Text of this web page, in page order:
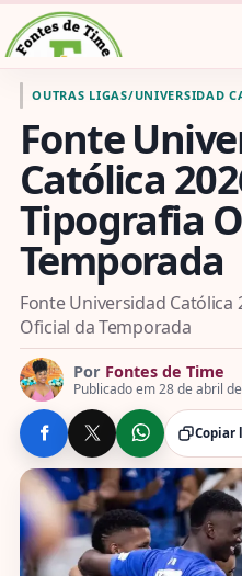
Pular para o conteúdo
Ir para a página inicial de
OUTRAS LIGAS/UNIVERSIDAD
Fonte
Católica
Tipografia
Temporada
Fonte Universidad Católica
Oficial da Temporada
Por Fontes de Time
Publicado em 28 de abril
COMPARTILHE Copiar